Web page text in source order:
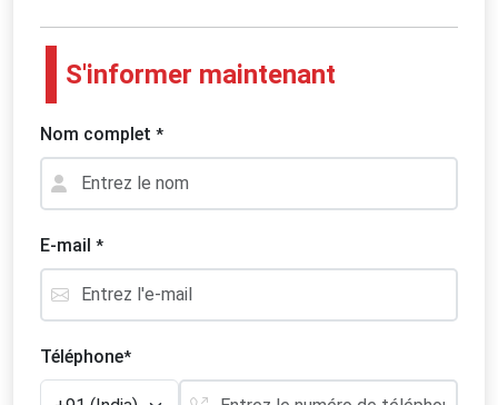
S'informer maintenant
Nom complet *
E-mail *
Téléphone*